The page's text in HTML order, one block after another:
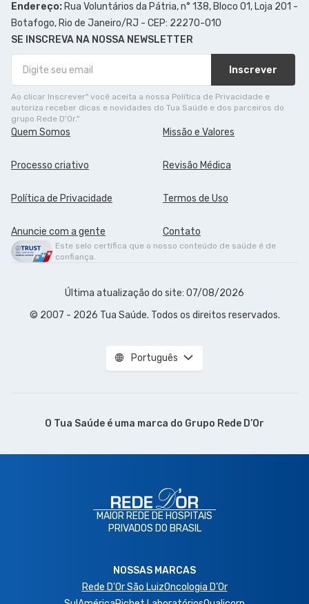
Endereço: Rua Voluntários da Pátria, n° 138, Bloco 01, Loja 201 -
Botafogo, Rio de Janeiro/RJ - CEP: 22270-010
SE INSCREVA NA NOSSA NEWSLETTER
Inscrever
Ao clicar Inscrever" você aceita a nossa Política de Privacidade e
autoriza receber dicas e novidades do Tua Saúde e dos parceiros do
grupo Rede D'Or."
Quem Somos Missão e Valores
Processo criativo Revisão Médica
Política de Privacidade Termos de Uso
Anuncie com a gente Contato
Este selo certifica que o nosso conteúdo de saúde é de
confiança.
Última atualização do site: 07/08/2026
© 2007 - 2026 Tua Saúde. Todos os direitos reservados.
Português
O Tua Saúde é uma marca do Grupo Rede D’Or
MAIOR REDE DE HOSPITAIS
PRIVADOS DO BRASIL
NOSSAS MARCAS
Rede D'Or São LuizOncologia D’Or